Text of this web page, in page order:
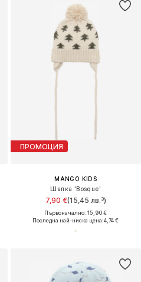
ПРОМОЦИЯ
MANGO KIDS
Шапка 'Bosque'
7,90 €(15,45 лв.³)
Първоначално: 15,90 €
Последна най-ниска цена:4,74 €